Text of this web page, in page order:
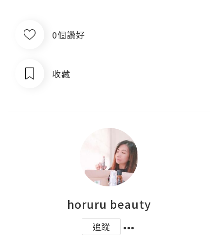
0個讚好
收藏
horuru beauty
追蹤